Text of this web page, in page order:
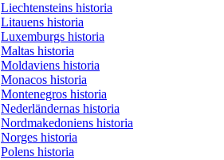
Liechtensteins historia
Litauens historia
Luxemburgs historia
Maltas historia
Moldaviens historia
Monacos historia
Montenegros historia
Nederländernas historia
Nordmakedoniens historia
Norges historia
Polens historia